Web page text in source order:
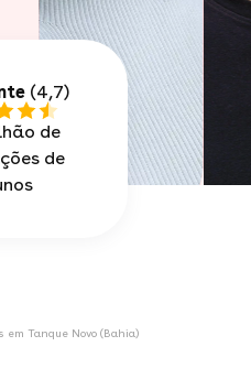
(4,7)
de
de
Tanque Novo (Bahia)